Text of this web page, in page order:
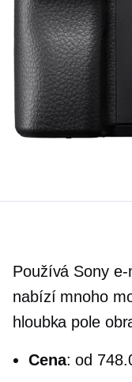
Používá Sony e-
nabízí mnoho
hloubka pole
Cena: od